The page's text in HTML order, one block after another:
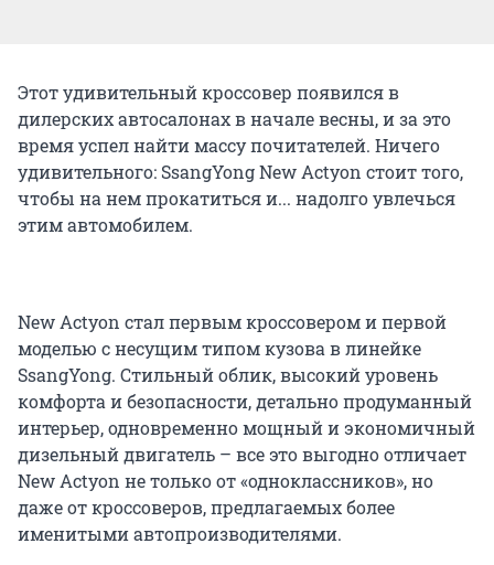
Этот удивительный кроссовер появился в
дилерских автосалонах в начале весны, и за это
время успел найти массу почитателей. Ничего
удивительного: SsangYong New Actyon стоит того,
чтобы на нем прокатиться и... надолго увлечься
этим автомобилем.
New Actyon стал первым кроссовером и первой
моделью с несущим типом кузова в линейке
SsangYong. Стильный облик, высокий уровень
комфорта и безопасности, детально продуманный
интерьер, одновременно мощный и экономичный
дизельный двигатель – все это выгодно отличает
New Actyon не только от «одноклассников», но
даже от кроссоверов, предлагаемых более
именитыми автопроизводителями.